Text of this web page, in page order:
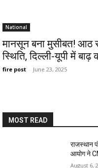
National
मानसून बना मुसीबत! आठ
स्थिति, दिल्ली-यूपी में बाढ़
fire post - June 23, 2025
MOST READ
राजस्थान
आयोग ने
August 6,